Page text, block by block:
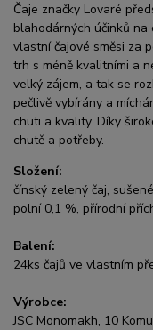
Čaje značky Lovaré
blahodárných účinků
vlastní čajové směsi za
trh s méně kvalitními a
velký zájem, a tak se
pečlivě vybírány a
chuti a kvality. Díky
chutě a potřeby.
Složení:
čínský zelený čaj,
polní 0,1 %, přírodní
Balení:
24ks čajů ve vlastním
Výrobce:
JSC Monomakh, 10